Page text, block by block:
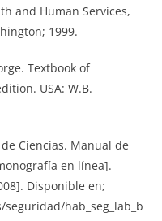
and Human Services,
1999.
Textbook of
USA: W.B.
Ciencias. Manual de
en línea].
Disponible en;
hab_seg_lab_b